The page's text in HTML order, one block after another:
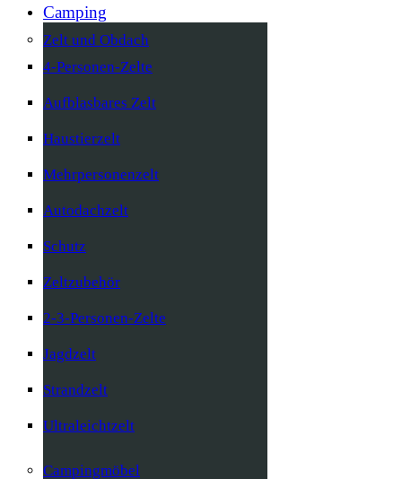
Camping
Zelt und Obdach
4-Personen-Zelte
Aufblasbares Zelt
Haustierzelt
Mehrpersonenzelt
Autodachzelt
Schutz
Zeltzubehör
2-3-Personen-Zelte
Jagdzelt
Strandzelt
Ultraleichtzelt
Campingmöbel